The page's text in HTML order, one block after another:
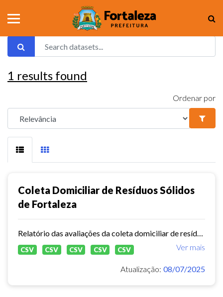
1 results found
Ordenar por
Coleta Domiciliar de Resíduos Sólidos
de Fortaleza
Ver mais
CSV CSV CSV CSV CSV
Atualização: 08/07/2025